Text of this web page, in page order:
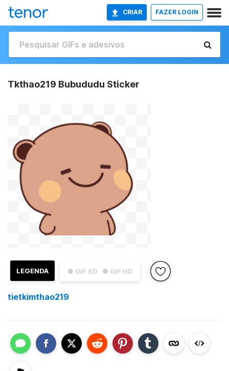
CRIAR FAZER LOGIN
Tkthao219 Bubududu Sticker
● GIF SD ● GIF HD
LEGENDA
tietkimthao219